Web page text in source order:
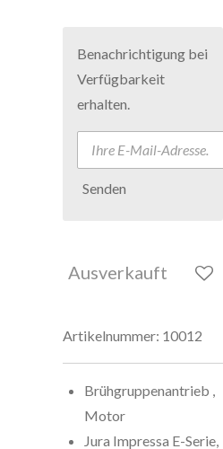
Benachrichtigung bei
Verfügbarkeit
erhalten.
Senden
Ausverkauft
Artikelnummer: 10012
Brühgruppenantrieb ,
Motor
Jura Impressa E-Serie,